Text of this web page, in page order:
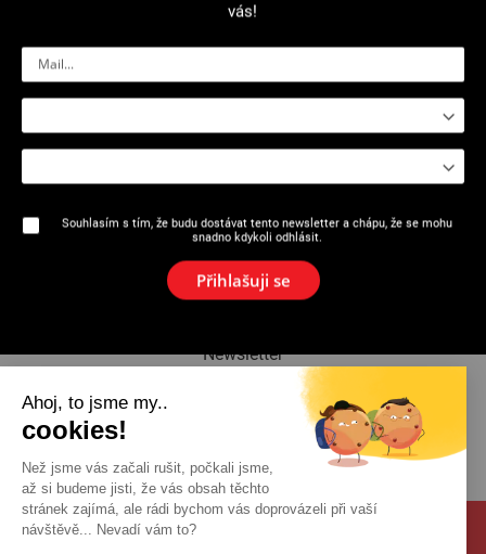
O značce
Aktuality
Newsletter
Kontakt
vás!
Souhlasím s tím, že budu dostávat tento newsletter a chápu, že se mohu
snadno kdykoli odhlásit.
Přihlašuji se
Ahoj, to jsme my..
cookies!
Než jsme vás začali rušit, počkali jsme,
až si budeme jisti, že vás obsah těchto
stránek zajímá, ale rádi bychom vás doprovázeli při vaší
návštěvě... Nevadí vám to?